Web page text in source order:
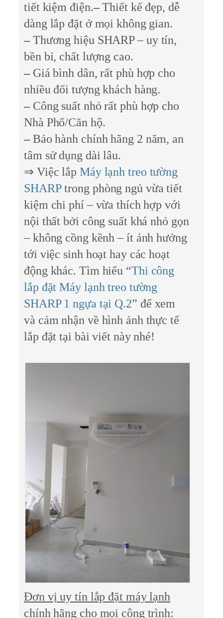
tiết kiệm điện.– Thiết kế đẹp, dễ
dàng lắp đặt ở mọi không gian.
– Thương hiệu SHARP – uy tín,
bền bỉ, chất lượng cao.
– Giá bình dân, rất phù hợp cho
nhiều đối tượng khách hàng.
– Công suất nhỏ rất phù hợp cho
Nhà Phố/Căn hộ.
– Bảo hành chính hãng 2 năm, an
tâm sử dụng dài lâu.
⇒ Việc lắp Máy lạnh treo tường
SHARP trong phòng ngủ vừa tiết
kiệm chi phí – vừa thích hợp với
nội thất bởi công suất khá nhỏ gọn
– không cồng kềnh – ít ảnh hưởng
tới việc sinh hoạt hay các hoạt
động khác. Tìm hiểu “Thi công
lắp đặt Máy lạnh treo tường
SHARP 1 ngựa tại Q.2” để xem
và cảm nhận về hình ảnh thực tế
lắp đặt tại bài viết này nhé!
Đơn vị uy tín lắp đặt máy lạnh
chính hãng cho mọi công trình: